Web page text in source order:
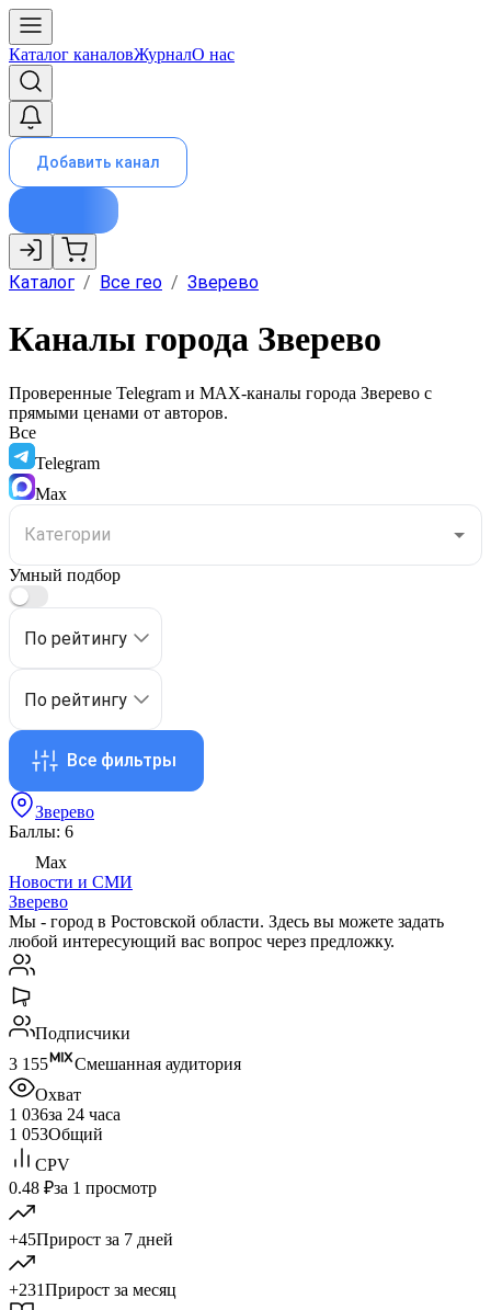
Каталог каналовЖурналО нас
Добавить канал
Каталог / Все гео / Зверево
Каналы города Зверево
Проверенные Telegram и MAX-каналы города Зверево с
прямыми ценами от авторов.
Все
Telegram
Max
Умный подбор
По рейтингу
По рейтингу
Все фильтры
Зверево
Баллы: 6
Max
Новости и СМИ
Зверево
Мы - город в Ростовской области. Здесь вы можете задать
любой интересующий вас вопрос через предложку.
Подписчики
3 155
Смешанная аудитория
Охват
1 036за 24 часа
1 053Общий
CPV
0.48 ₽за 1 просмотр
+45Прирост за 7 дней
+231Прирост за месяц